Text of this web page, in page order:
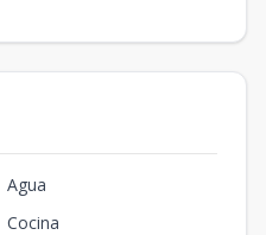
Agua
Cocina